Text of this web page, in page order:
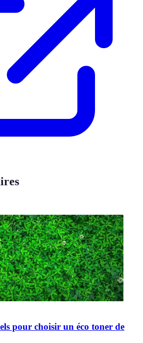
pour choisir un éco toner de